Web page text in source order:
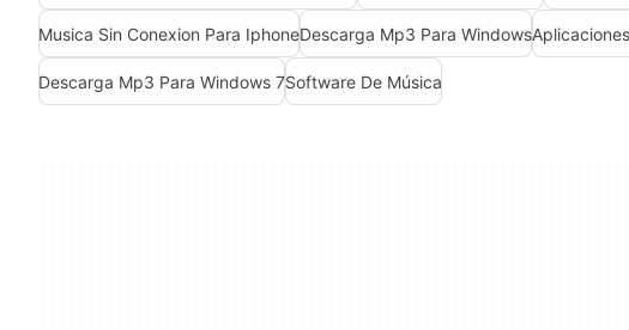
Musica Sin Conexion Para IphoneDescarga Mp3 Para Windows
Descarga Mp3 Para Windows 7Software De Música